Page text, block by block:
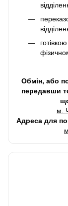
Обмін, або
передавши
м.
Адреса для